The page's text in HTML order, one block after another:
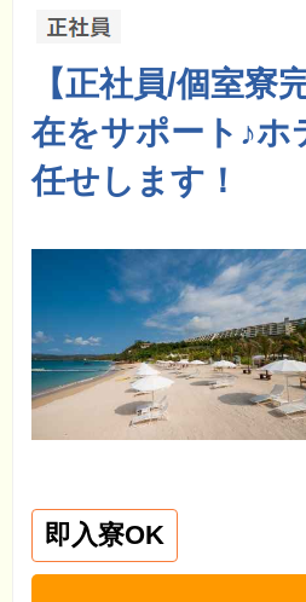
【正社員/個室
在をサポート♪ホ
任せします！
即入寮OK